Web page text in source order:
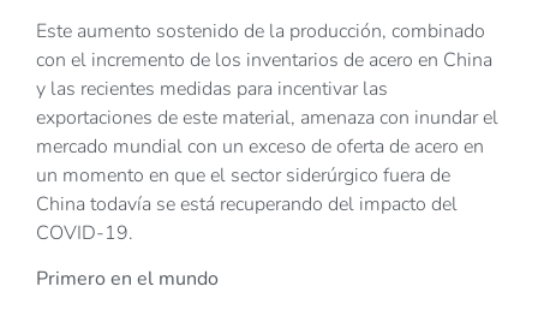
Este aumento sostenido de la producción, combinado
con el incremento de los inventarios de acero en China
y las recientes medidas para incentivar las
exportaciones de este material, amenaza con inundar el
mercado mundial con un exceso de oferta de acero en
un momento en que el sector siderúrgico fuera de
China todavía se está recuperando del impacto del
COVID-19.
Primero en el mundo